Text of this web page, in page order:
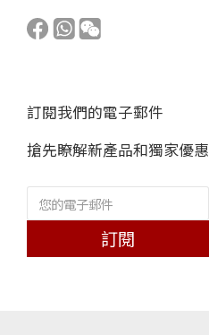
訂閱我們的電子郵件
搶先瞭解新產品和獨家優惠
訂閱